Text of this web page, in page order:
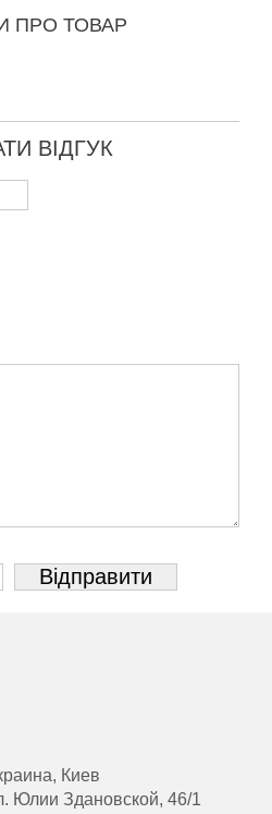
ПРО ТОВАР
ВІДГУК
Киев
Юлии Здановской, 46/1